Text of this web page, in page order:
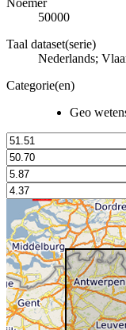
50000
Taal dataset(serie)
Nederlands;
Categorie(en)
Geo